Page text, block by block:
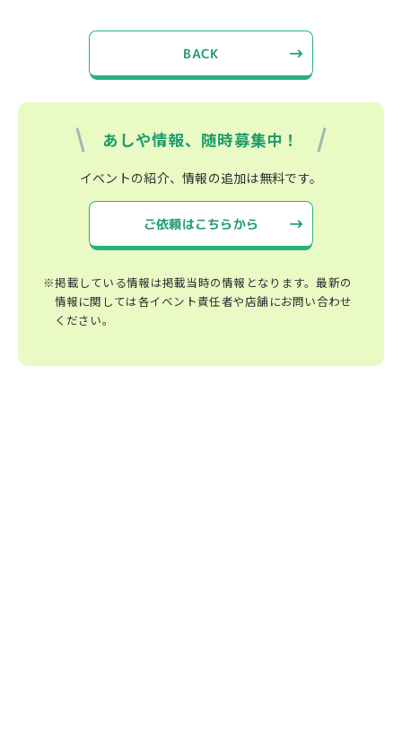
BACK
あしや情報、随時募集中！
イベントの紹介、情報の追加は無料です。
ご依頼はこちらから
※掲載している情報は掲載当時の情報となります。最新の
情報に関しては各イベント責任者や店舗にお問い合わせ
ください。